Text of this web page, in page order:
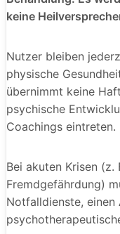
keine
Nutzer bleiben
physische
übernimmt keine
psychische
Coachings eintreten.
Bei akuten Krisen
Fremdgefährdung)
Notfalldienste,